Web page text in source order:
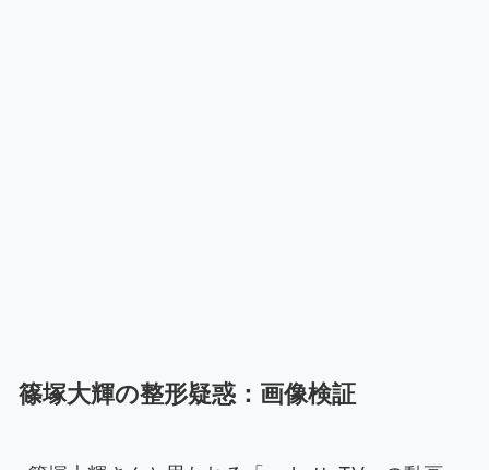
篠塚大輝の整形疑惑：画像検証